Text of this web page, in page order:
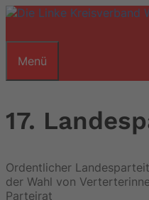
Zum
springen
Menü
17.
Ordentlicher
der Wahl von
Parteirat